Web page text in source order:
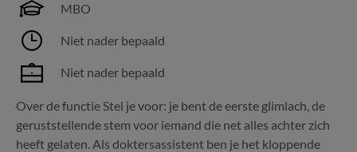
MBO
Niet nader bepaald
Niet nader bepaald
Over de functie Stel je voor: je bent de eerste glimlach, de
geruststellende stem voor iemand die net alles achter zich
heeft gelaten. Als doktersassistent ben je het kloppende